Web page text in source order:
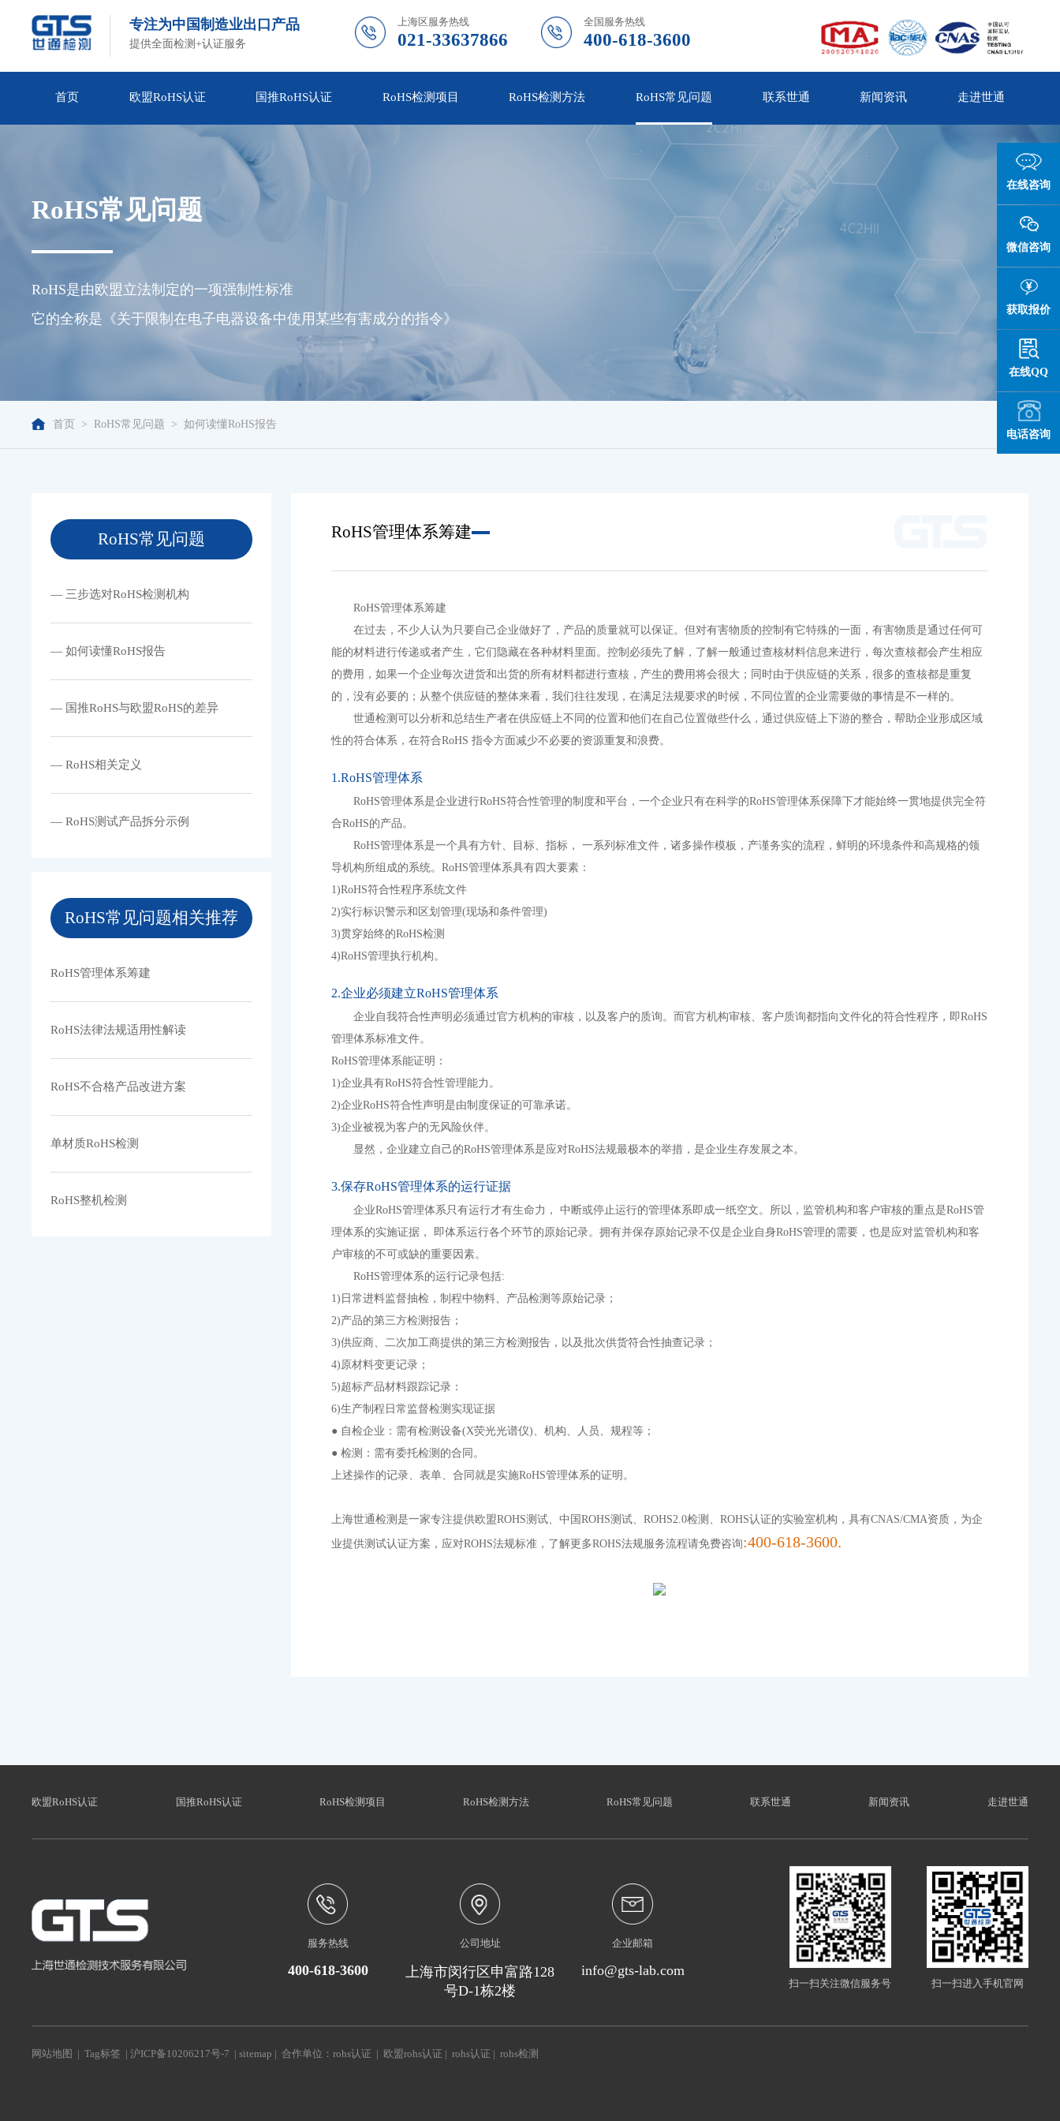
专注为中国制造业出口产品
提供全面检测+认证服务
上海区服务热线
021-33637866
全国服务热线
400-618-3600
首页 欧盟RoHS认证 国推RoHS认证 RoHS检测项目 RoHS检测方法 RoHS常见问题 联系世通 新闻资讯 走进世通
RoHS常见问题
RoHS是由欧盟立法制定的一项强制性标准
它的全称是《关于限制在电子电器设备中使用某些有害成分的指令》
首页 > RoHS常见问题 > 如何读懂RoHS报告
RoHS常见问题
— 三步选对RoHS检测机构
— 如何读懂RoHS报告
— 国推RoHS与欧盟RoHS的差异
— RoHS相关定义
— RoHS测试产品拆分示例
RoHS常见问题相关推荐
RoHS管理体系筹建
RoHS法律法规适用性解读
RoHS不合格产品改进方案
单材质RoHS检测
RoHS整机检测
RoHS管理体系筹建
RoHS管理体系筹建
在过去，不少人认为只要自己企业做好了，产品的质量就可以保证。但对有害物质的控制有它特殊的一面，有害物质是通过任何可
能的材料进行传递或者产生，它们隐藏在各种材料里面。控制必须先了解，了解一般通过查核材料信息来进行，每次查核都会产生相应
的费用，如果一个企业每次进货和出货的所有材料都进行查核，产生的费用将会很大；同时由于供应链的关系，很多的查核都是重复
的，没有必要的；从整个供应链的整体来看，我们往往发现，在满足法规要求的时候，不同位置的企业需要做的事情是不一样的。
世通检测可以分析和总结生产者在供应链上不同的位置和他们在自己位置做些什么，通过供应链上下游的整合，帮助企业形成区域
性的符合体系，在符合RoHS 指令方面减少不必要的资源重复和浪费。
1.RoHS管理体系
RoHS管理体系是企业进行RoHS符合性管理的制度和平台，一个企业只有在科学的RoHS管理体系保障下才能始终一贯地提供完全符
合RoHS的产品。
RoHS管理体系是一个具有方针、目标、指标， 一系列标准文件，诸多操作模板，产谨务实的流程，鲜明的环境条件和高规格的领
导机构所组成的系统。RoHS管理体系具有四大要素：
1)RoHS符合性程序系统文件
2)实行标识警示和区划管理(现场和条件管理)
3)贯穿始终的RoHS检测
4)RoHS管理执行机构。
2.企业必须建立RoHS管理体系
企业自我符合性声明必须通过官方机构的审核，以及客户的质询。而官方机构审核、客户质询都指向文件化的符合性程序，即RoHS
管理体系标准文件。
RoHS管理体系能证明：
1)企业具有RoHS符合性管理能力。
2)企业RoHS符合性声明是由制度保证的可靠承诺。
3)企业被视为客户的无风险伙伴。
显然，企业建立自己的RoHS管理体系是应对RoHS法规最极本的举措，是企业生存发展之本。
3.保存RoHS管理体系的运行证据
企业RoHS管理体系只有运行才有生命力， 中断或停止运行的管理体系即成一纸空文。所以，监管机构和客户审核的重点是RoHS管
理体系的实施证据， 即体系运行各个环节的原始记录。拥有并保存原始记录不仅是企业自身RoHS管理的需要，也是应对监管机构和客
户审核的不可或缺的重要因素。
RoHS管理体系的运行记录包括:
1)日常进料监督抽检，制程中物料、产品检测等原始记录；
2)产品的第三方检测报告；
3)供应商、二次加工商提供的第三方检测报告，以及批次供货符合性抽查记录；
4)原材料变更记录；
5)超标产品材料跟踪记录：
6)生产制程日常监督检测实现证据
● 自检企业：需有检测设备(X荧光光谱仪)、机构、人员、规程等；
● 检测：需有委托检测的合同。
上述操作的记录、表单、合同就是实施RoHS管理体系的证明。
上海世通检测是一家专注提供欧盟ROHS测试、中国ROHS测试、ROHS2.0检测、ROHS认证的实验室机构，具有CNAS/CMA资质，为企
业提供测试认证方案，应对ROHS法规标准，了解更多ROHS法规服务流程请免费咨询:400-618-3600.
在线咨询
微信咨询
获取报价
在线QQ
电话咨询
欧盟RoHS认证 国推RoHS认证 RoHS检测项目 RoHS检测方法 RoHS常见问题 联系世通 新闻资讯 走进世通
服务热线
400-618-3600
公司地址
上海市闵行区申富路128
号D-1栋2楼
企业邮箱
info@gts-lab.com
扫一扫关注微信服务号 扫一扫进入手机官网
网站地图 |Tag标签 |沪ICP备10206217号-7 |sitemap | 合作单位：rohs认证 | 欧盟rohs认证 |rohs认证 |rohs检测